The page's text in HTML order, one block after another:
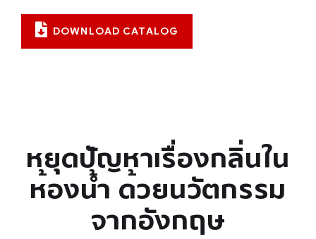
DOWNLOAD CATALOG
หยุดปัญหาเรื่องกลิ่นใน
ห้องน้ำ ด้วยนวัตกรรม
จากอังกฤษ